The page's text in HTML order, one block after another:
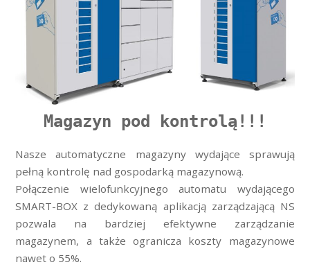
Magazyn pod kontrolą!!!
Nasze automatyczne magazyny wydające sprawują
pełną kontrolę nad gospodarką magazynową.
Połączenie wielofunkcyjnego automatu wydającego
SMART-BOX z dedykowaną aplikacją zarządzającą NS
pozwala na bardziej efektywne zarządzanie
magazynem, a także ogranicza koszty magazynowe
nawet o 55%.